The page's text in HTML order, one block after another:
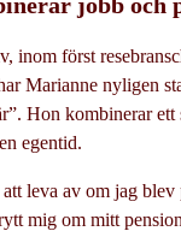
jobb och
inom först
Marianne nyligen
Hon kombinerar ett
egentid.
leva av om jag blev
mig om mitt